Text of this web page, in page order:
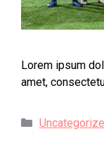
Lorem ipsum
amet,